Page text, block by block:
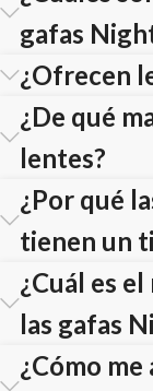
gafas
¿Ofrecen
¿De qué
lentes?
¿Por qué
tienen un
¿Cuál es
las gafas
¿Cómo